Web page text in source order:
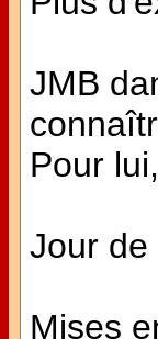
JMB
Pour
Jour de
Mises